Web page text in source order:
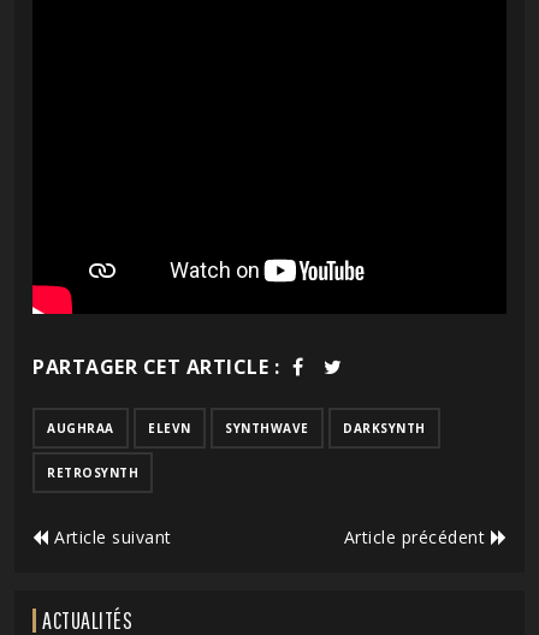
PARTAGER CET ARTICLE :
AUGHRAA ELEVN SYNTHWAVE DARKSYNTH
RETROSYNTH
Article suivant Article précédent
ACTUALITÉS